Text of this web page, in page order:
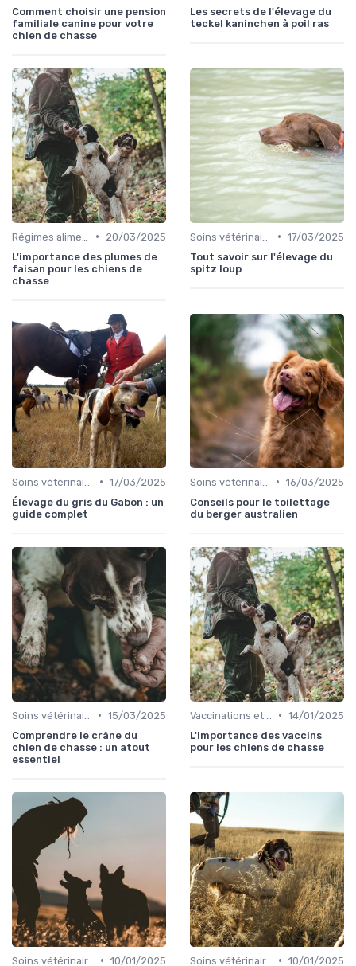
Comment choisir une pension
familiale canine pour votre
chien de chasse
Les secrets de l'élevage du
teckel kaninchen à poil ras
•
20/03/2025
L'importance des plumes de
faisan pour les chiens de
chasse
• 17/03/2025
Tout savoir sur l'élevage du
spitz loup
• 17/03/2025
Élevage du gris du Gabon : un
guide complet
• 16/03/2025
Conseils pour le toilettage
du berger australien
• 15/03/2025
Comprendre le crâne du
chien de chasse : un atout
essentiel
• 14/01/2025
L'importance des vaccins
pour les chiens de chasse
• 10/01/2025
• 10/01/2025